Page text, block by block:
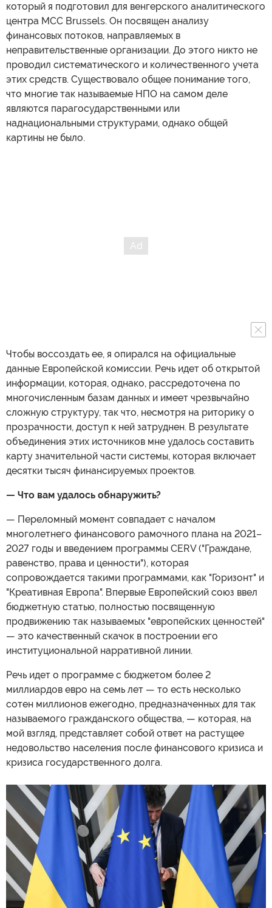
который я подготовил для венгерского аналитического
центра MCC Brussels. Он посвящен анализу
финансовых потоков, направляемых в
неправительственные организации. До этого никто не
проводил систематического и количественного учета
этих средств. Существовало общее понимание того,
что многие так называемые НПО на самом деле
являются парагосударственными или
наднациональными структурами, однако общей
картины не было.
Чтобы воссоздать ее, я опирался на официальные
данные Европейской комиссии. Речь идет об открытой
информации, которая, однако, рассредоточена по
многочисленным базам данных и имеет чрезвычайно
сложную структуру, так что, несмотря на риторику о
прозрачности, доступ к ней затруднен. В результате
объединения этих источников мне удалось составить
карту значительной части системы, которая включает
десятки тысяч финансируемых проектов.
— Что вам удалось обнаружить?
— Переломный момент совпадает с началом
многолетнего финансового рамочного плана на 2021–
2027 годы и введением программы CERV ("Граждане,
равенство, права и ценности"), которая
сопровождается такими программами, как "Горизонт" и
"Креативная Европа". Впервые Европейский союз ввел
бюджетную статью, полностью посвященную
продвижению так называемых "европейских ценностей"
— это качественный скачок в построении его
институциональной нарративной линии.
Речь идет о программе с бюджетом более 2
миллиардов евро на семь лет — то есть несколько
сотен миллионов ежегодно, предназначенных для так
называемого гражданского общества, — которая, на
мой взгляд, представляет собой ответ на растущее
недовольство населения после финансового кризиса и
кризиса государственного долга.